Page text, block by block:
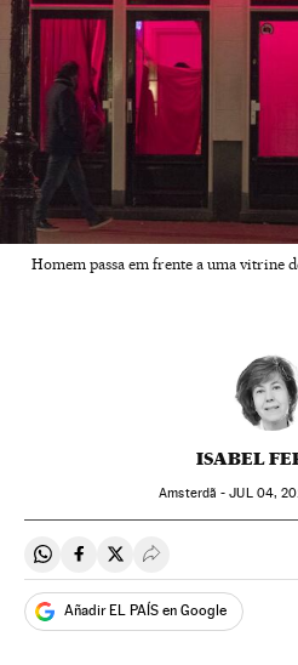
Homem passa em frente a uma vitrine
ISABEL
Amsterdã -JUL 04,
Compartir en Whatsapp
Compartir en Facebook
Compartir en Twitter
Desplegar Redes
Añadir EL PAÍS en Google